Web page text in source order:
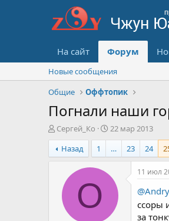
На сайт Форум
Новые сообщения
Общие
Оффтопик
Погнали наши
А
в
т
о
Сергей_Ко
Д
а
т
а
о
а
22 мар 2013
Назад
1 … 23 24
О
11 июл
@Andry
ссоры
за